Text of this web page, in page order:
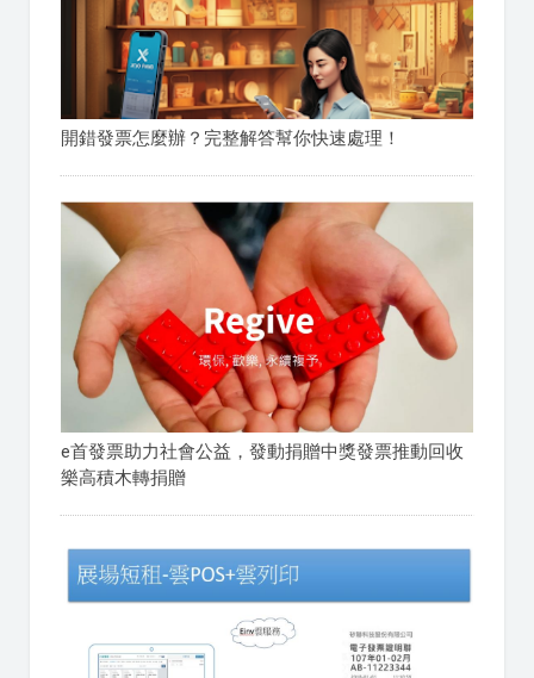
開錯發票怎麼辦？完整解答幫你快速處理！
e首發票助力社會公益，發動捐贈中獎發票推動回收
樂高積木轉捐贈